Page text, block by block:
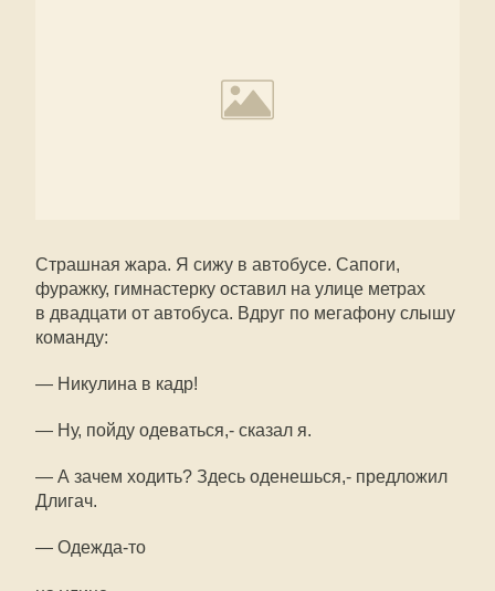
Страшная жара. Я сижу в автобусе. Сапоги,
фуражку, гимнастерку оставил на улице метрах
в двадцати от автобуса. Вдруг по мегафону слышу
команду:
— Никулина в кадр!
— Ну, пойду одеваться,- сказал я.
— А зачем ходить? Здесь оденешься,- предложил
Длигач.
— Одежда-то